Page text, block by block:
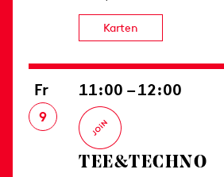
Karten
Fr
9
11:00 – 12:00
TEE&TECHNO